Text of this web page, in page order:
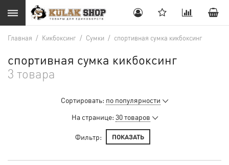
Главная / Кикбоксинг / Сумки / спортивная сумка кикбоксинг
спортивная сумка кикбоксинг
3 товара
Сортировать: по популярности
На странице: 30 товаров
Фильтр: ПОКАЗАТЬ